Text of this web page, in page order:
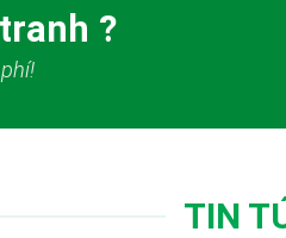
?
TIN